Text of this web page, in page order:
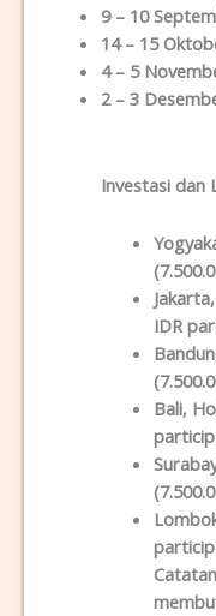
9 – 10
14 – 15
4 – 5
2 – 3
Investasi dan
Jakarta
IDR
Bali,